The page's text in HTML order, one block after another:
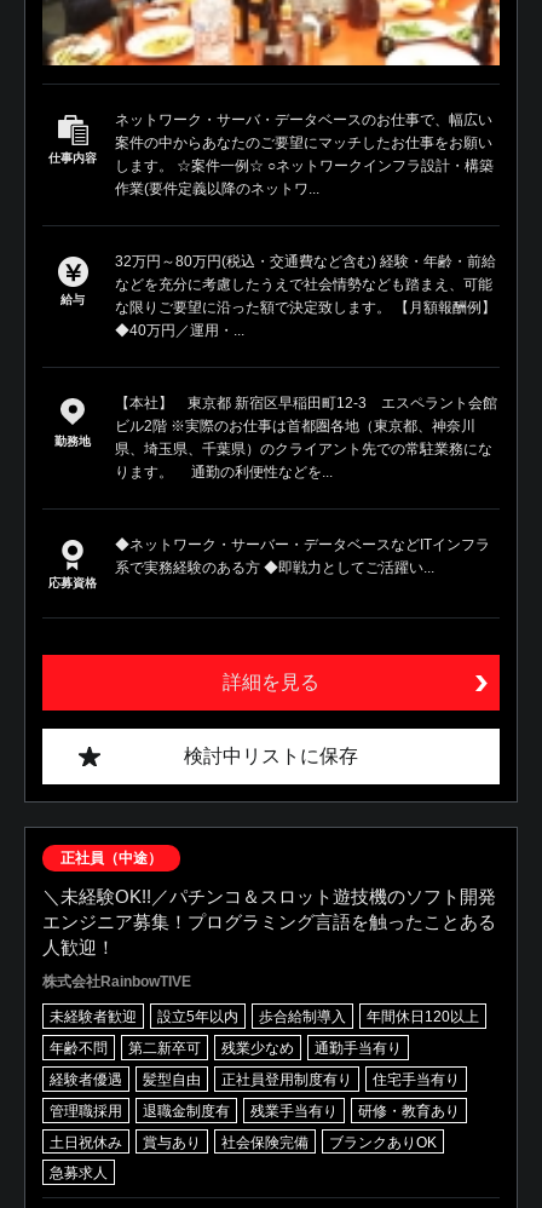
仕事内容
ネットワーク・サーバ・データベースのお仕事で、幅広い
案件の中からあなたのご要望にマッチしたお仕事をお願い
します。 ☆案件一例☆ ○ネットワークインフラ設計・構築
作業(要件定義以降のネットワ...
給与
32万円～80万円(税込・交通費など含む) 経験・年齢・前給
などを充分に考慮したうえで社会情勢なども踏まえ、可能
な限りご要望に沿った額で決定致します。 【月額報酬例】
◆40万円／運用・...
勤務地
【本社】 東京都 新宿区早稲田町12-3 エスペラント会館
ビル2階 ※実際のお仕事は首都圏各地（東京都、神奈川
県、埼玉県、千葉県）のクライアント先での常駐業務にな
ります。 通勤の利便性などを...
応募資格
◆ネットワーク・サーバー・データベースなどITインフラ
系で実務経験のある方 ◆即戦力としてご活躍い...
詳細を見る
検討中リストに保存
正社員（中途）
＼未経験OK!!／パチンコ＆スロット遊技機のソフト開発
エンジニア募集！プログラミング言語を触ったことある
人歓迎！
株式会社RainbowTIVE
未経験者歓迎 設立5年以内 歩合給制導入
年間休日120以上
年齢不問
第二新卒可 残業少なめ
通勤手当有り
経験者優遇
髪型自由 正社員登用制度有り
住宅手当有り
管理職採用
退職金制度有 残業手当有り
研修・教育あり
土日祝休み
賞与あり 社会保険完備
ブランクありOK
急募求人